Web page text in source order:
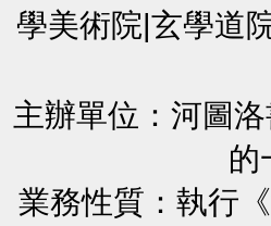
學美術院|玄學道
主辦單位：河圖
的
業務性質：執行